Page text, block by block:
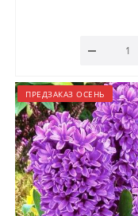
ПРЕДЗАКАЗ ОСЕНЬ